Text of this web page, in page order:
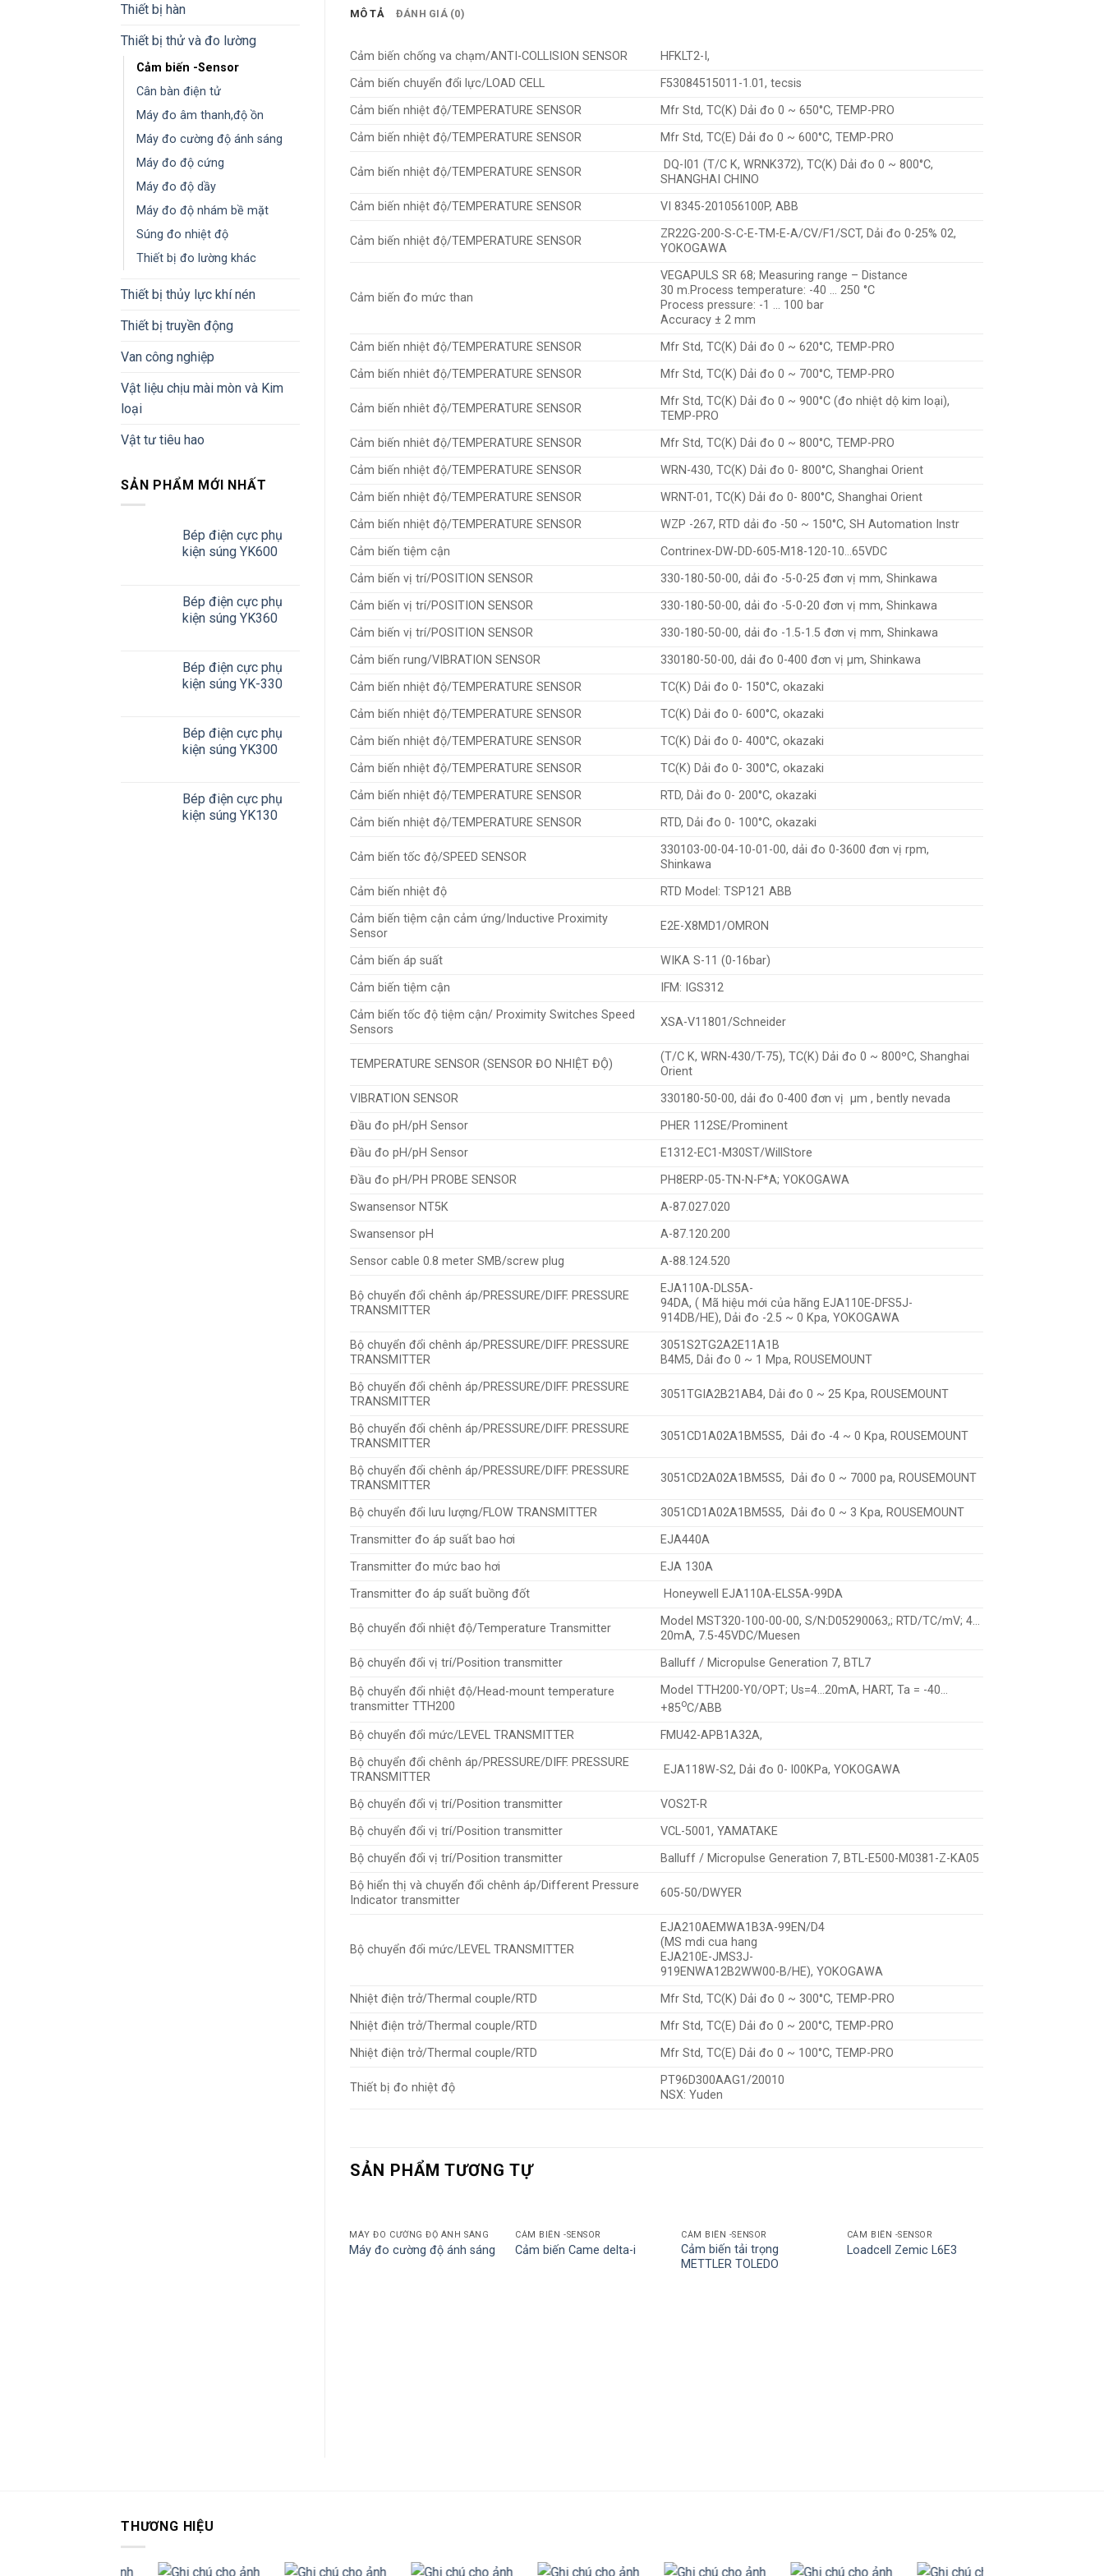
Thiết bị hàn
Thiết bị thử và đo lường
Cảm biến -Sensor
Cân bàn điện tử
Máy đo âm thanh,độ ồn
Máy đo cường độ ánh sáng
Máy đo độ cứng
Máy đo độ dầy
Máy đo độ nhám bề mặt
Súng đo nhiệt độ
Thiết bị đo lường khác
Thiết bị thủy lực khí nén
Thiết bị truyền động
Van công nghiệp
Vật liệu chịu mài mòn và Kim
loại
Vật tư tiêu hao
SẢN PHẨM MỚI NHẤT
Bép điện cực phụ
kiện súng YK600
Bép điện cực phụ
kiện súng YK360
Bép điện cực phụ
kiện súng YK-330
Bép điện cực phụ
kiện súng YK300
Bép điện cực phụ
kiện súng YK130
MÔ TẢ ĐÁNH GIÁ (0)
Cảm biến chống va chạm/ANTI-COLLISION SENSOR
HFKLT2-I,
Cảm biến chuyển đổi lực/LOAD CELL
F53084515011-1.01, tecsis
Cảm biến nhiệt độ/TEMPERATURE SENSOR
Mfr Std, TC(K) Dải đo 0 ~ 650°C, TEMP-PRO
Cảm biến nhiệt độ/TEMPERATURE SENSOR
Mfr Std, TC(E) Dải đo 0 ~ 600°C, TEMP-PRO
Cảm biến nhiệt độ/TEMPERATURE SENSOR
DQ-I01 (T/C K, WRNK372), TC(K) Dải đo 0 ~ 800°C,
SHANGHAI CHINO
Cảm biến nhiệt độ/TEMPERATURE SENSOR
VI 8345-201056100P, ABB
Cảm biến nhiệt độ/TEMPERATURE SENSOR
ZR22G-200-S-C-E-TM-E-A/CV/F1/SCT, Dải đo 0-25% 02,
YOKOGAWA
Cảm biến đo mức than
VEGAPULS SR 68; Measuring range – Distance
30 m.Process temperature: -40 … 250 °C
Process pressure: -1 … 100 bar
Accuracy ± 2 mm
Cảm biến nhiệt độ/TEMPERATURE SENSOR
Mfr Std, TC(K) Dải đo 0 ~ 620°C, TEMP-PRO
Cảm biến nhiêt độ/TEMPERATURE SENSOR
Mfr Std, TC(K) Dải đo 0 ~ 700°C, TEMP-PRO
Cảm biến nhiêt độ/TEMPERATURE SENSOR
Mfr Std, TC(K) Dải đo 0 ~ 900°C (đo nhiệt dộ kim loại),
TEMP-PRO
Cảm biến nhiêt độ/TEMPERATURE SENSOR
Mfr Std, TC(K) Dải đo 0 ~ 800°C, TEMP-PRO
Cảm biến nhiệt độ/TEMPERATURE SENSOR
WRN-430, TC(K) Dải đo 0- 800°C, Shanghai Orient
Cảm biến nhiệt độ/TEMPERATURE SENSOR
WRNT-01, TC(K) Dải đo 0- 800°C, Shanghai Orient
Cảm biến nhiệt độ/TEMPERATURE SENSOR
WZP -267, RTD dải đo -50 ~ 150°C, SH Automation Instr
Cảm biến tiệm cận
Contrinex-DW-DD-605-M18-120-10…65VDC
Cảm biến vị trí/POSITION SENSOR
330-180-50-00, dải đo -5-0-25 đơn vị mm, Shinkawa
Cảm biến vị trí/POSITION SENSOR
330-180-50-00, dải đo -5-0-20 đơn vị mm, Shinkawa
Cảm biến vị trí/POSITION SENSOR
330-180-50-00, dải đo -1.5-1.5 đơn vị mm, Shinkawa
Cảm biến rung/VIBRATION SENSOR
330180-50-00, dải đo 0-400 đơn vị µm, Shinkawa
Cảm biến nhiệt độ/TEMPERATURE SENSOR
TC(K) Dải đo 0- 150°C, okazaki
Cảm biến nhiệt độ/TEMPERATURE SENSOR
TC(K) Dải đo 0- 600°C, okazaki
Cảm biến nhiệt độ/TEMPERATURE SENSOR
TC(K) Dải đo 0- 400°C, okazaki
Cảm biến nhiệt độ/TEMPERATURE SENSOR
TC(K) Dải đo 0- 300°C, okazaki
Cảm biến nhiệt độ/TEMPERATURE SENSOR
RTD, Dải đo 0- 200°C, okazaki
Cảm biến nhiệt độ/TEMPERATURE SENSOR
RTD, Dải đo 0- 100°C, okazaki
Cảm biến tốc độ/SPEED SENSOR
330103-00-04-10-01-00, dải đo 0-3600 đơn vị rpm,
Shinkawa
Cảm biến nhiệt độ
RTD Model: TSP121 ABB
Cảm biến tiệm cận cảm ứng/Inductive Proximity
Sensor
E2E-X8MD1/OMRON
Cảm biến áp suất
WIKA S-11 (0-16bar)
Cảm biến tiệm cận
IFM: IGS312
Cảm biến tốc độ tiệm cận/ Proximity Switches Speed
Sensors
XSA-V11801/Schneider
TEMPERATURE SENSOR (SENSOR ĐO NHIỆT ĐỘ)
(T/C K, WRN-430/T-75), TC(K) Dải đo 0 ~ 800ºC, Shanghai
Orient
VIBRATION SENSOR
330180-50-00, dải đo 0-400 đơn vị μm , bently nevada
Đầu đo pH/pH Sensor
PHER 112SE/Prominent
Đầu đo pH/pH Sensor
E1312-EC1-M30ST/WillStore
Đầu đo pH/PH PROBE SENSOR
PH8ERP-05-TN-N-F*A; YOKOGAWA
Swansensor NT5K
A-87.027.020
Swansensor pH
A-87.120.200
Sensor cable 0.8 meter SMB/screw plug
A-88.124.520
Bộ chuyển đổi chênh áp/PRESSURE/DIFF. PRESSURE
TRANSMITTER
EJA110A-DLS5A-
94DA, ( Mã hiệu mới của hãng EJA110E-DFS5J-
914DB/HE), Dải đo -2.5 ~ 0 Kpa, YOKOGAWA
Bộ chuyển đổi chênh áp/PRESSURE/DIFF. PRESSURE
TRANSMITTER
3051S2TG2A2E11A1B
B4M5, Dải đo 0 ~ 1 Mpa, ROUSEMOUNT
Bộ chuyển đổi chênh áp/PRESSURE/DIFF. PRESSURE
TRANSMITTER
3051TGIA2B21AB4, Dải đo 0 ~ 25 Kpa, ROUSEMOUNT
Bộ chuyển đổi chênh áp/PRESSURE/DIFF. PRESSURE
TRANSMITTER
3051CD1A02A1BM5S5, Dải đo -4 ~ 0 Kpa, ROUSEMOUNT
Bộ chuyển đổi chênh áp/PRESSURE/DIFF. PRESSURE
TRANSMITTER
3051CD2A02A1BM5S5, Dải đo 0 ~ 7000 pa, ROUSEMOUNT
Bộ chuyển đổi lưu lượng/FLOW TRANSMITTER
3051CD1A02A1BM5S5, Dải đo 0 ~ 3 Kpa, ROUSEMOUNT
Transmitter đo áp suất bao hơi
EJA440A
Transmitter đo mức bao hơi
EJA 130A
Transmitter đo áp suất buồng đốt
Honeywell EJA110A-ELS5A-99DA
Bộ chuyển đổi nhiệt độ/Temperature Transmitter
Model MST320-100-00-00, S/N:D05290063,; RTD/TC/mV; 4…
20mA, 7.5-45VDC/Muesen
Bộ chuyển đổi vị trí/Position transmitter
Balluff / Micropulse Generation 7, BTL7
Bộ chuyển đổi nhiệt độ/Head-mount temperature
transmitter TTH200
Model TTH200-Y0/OPT; Us=4…20mA, HART, Ta = -40…
+85oC/ABB
Bộ chuyển đổi mức/LEVEL TRANSMITTER
FMU42-APB1A32A,
Bộ chuyển đổi chênh áp/PRESSURE/DIFF. PRESSURE
TRANSMITTER
EJA118W-S2, Dải đo 0- l00KPa, YOKOGAWA
Bộ chuyển đổi vị trí/Position transmitter
VOS2T-R
Bộ chuyển đổi vị trí/Position transmitter
VCL-5001, YAMATAKE
Bộ chuyển đổi vị trí/Position transmitter
Balluff / Micropulse Generation 7, BTL-E500-M0381-Z-KA05
Bộ hiển thị và chuyển đổi chênh áp/Different Pressure
Indicator transmitter
605-50/DWYER
Bộ chuyển đổi mức/LEVEL TRANSMITTER
EJA210AEMWA1B3A-99EN/D4
(MS mdi cua hang
EJA210E-JMS3J-
919ENWA12B2WW00-B/HE), YOKOGAWA
Nhiệt điện trở/Thermal couple/RTD
Mfr Std, TC(K) Dải đo 0 ~ 300°C, TEMP-PRO
Nhiệt điện trở/Thermal couple/RTD
Mfr Std, TC(E) Dải đo 0 ~ 200°C, TEMP-PRO
Nhiệt điện trở/Thermal couple/RTD
Mfr Std, TC(E) Dải đo 0 ~ 100°C, TEMP-PRO
Thiết bị đo nhiệt độ
PT96D300AAG1/20010
NSX: Yuden
SẢN PHẨM TƯƠNG TỰ
MÁY ĐO CƯỜNG ĐỘ ÁNH SÁNG
Máy đo cường độ ánh sáng
CẢM BIẾN -SENSOR
Cảm biến Came delta-i
CẢM BIẾN -SENSOR
Cảm biến tải trọng
METTLER TOLEDO
CẢM BIẾN -SENSOR
Loadcell Zemic L6E3
THƯƠNG HIỆU